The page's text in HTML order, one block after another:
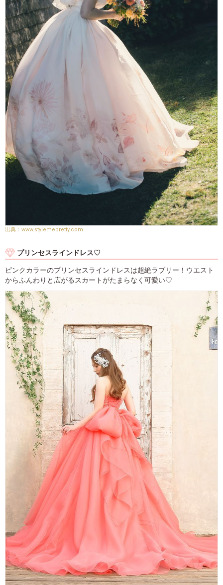
www.stylemepretty.com
プリンセスラインドレス♡
ピンクカラーのプリンセスラインドレスは超絶ラブリー！ウエスト
からふんわりと広がるスカートがたまらなく可愛い♡